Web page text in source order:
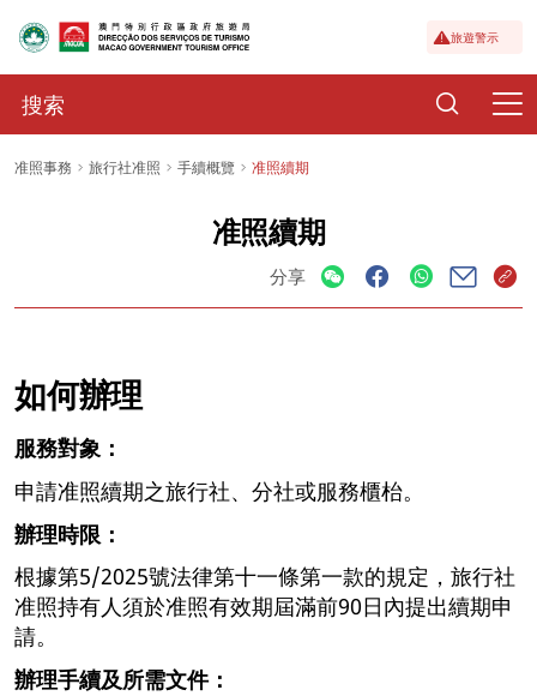
旅遊警示
准照事務 旅行社准照 手續概覽 准照續期
准照續期
分享
如何辦理
服務對象：
申請准照續期之旅行社、分社或服務櫃枱。
辦理時限：
根據第5/2025號法律第十一條第一款的規定，旅行社
准照持有人須於准照有效期屆滿前90日內提出續期申
請。
辦理手續及所需文件：